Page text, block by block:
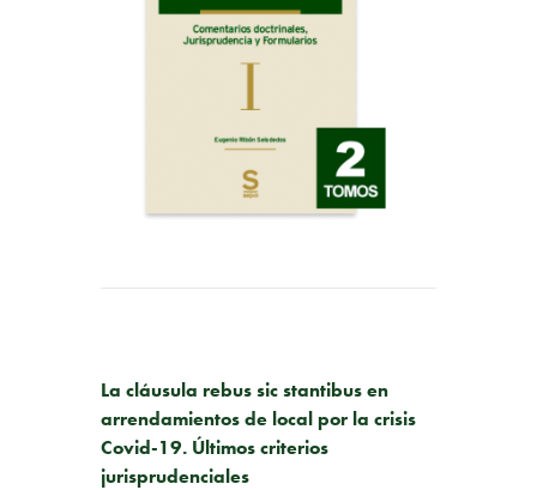
La cláusula rebus sic stantibus en
arrendamientos de local por la crisis
Covid-19. Últimos criterios
jurisprudenciales